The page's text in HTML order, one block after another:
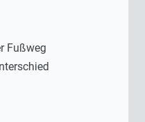
Fußweg